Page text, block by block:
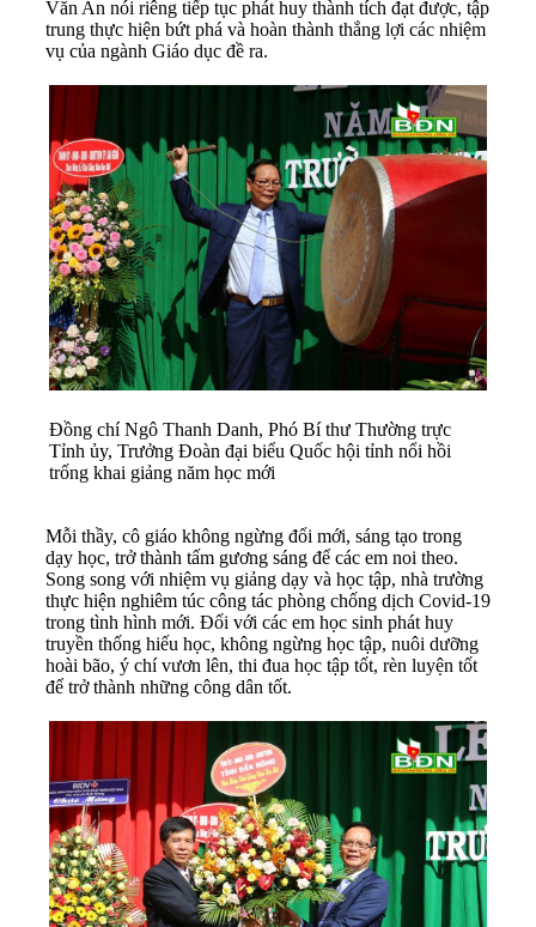
Văn An nói riêng tiếp tục phát huy thành tích đạt được, tập
trung thực hiện bứt phá và hoàn thành thắng lợi các nhiệm
vụ của ngành Giáo dục đề ra.
Đồng chí Ngô Thanh Danh, Phó Bí thư Thường trực
Tỉnh ủy, Trưởng Đoàn đại biểu Quốc hội tỉnh nổi hồi
trống khai giảng năm học mới
Mỗi thầy, cô giáo không ngừng đổi mới, sáng tạo trong
dạy học, trở thành tấm gương sáng để các em noi theo.
Song song với nhiệm vụ giảng dạy và học tập, nhà trường
thực hiện nghiêm túc công tác phòng chống dịch Covid-19
trong tình hình mới. Đối với các em học sinh phát huy
truyền thống hiếu học, không ngừng học tập, nuôi dưỡng
hoài bão, ý chí vươn lên, thi đua học tập tốt, rèn luyện tốt
để trở thành những công dân tốt.